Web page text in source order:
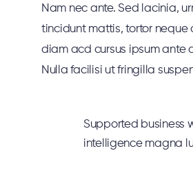
Nam nec ante. Sed lacinia,
tincidunt mattis, tortor neque
diam acd cursus ipsum ante
Nulla facilisi ut fringilla
Supported business
intelligence magna